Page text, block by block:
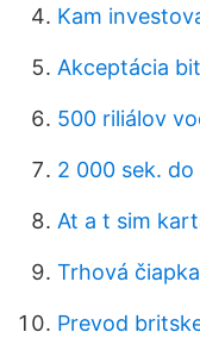
Kam
Akceptácia
500 riliálov
2 000 sek.
At a t sim
Trhová
Prevod